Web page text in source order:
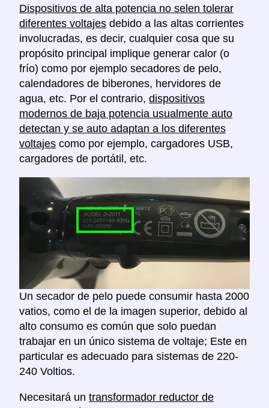
Dispositivos de alta potencia no selen tolerar
diferentes voltajes debido a las altas corrientes
involucradas, es decir, cualquier cosa que su
propósito principal implique generar calor (o
frío) como por ejemplo secadores de pelo,
calendadores de biberones, hervidores de
agua, etc. Por el contrario, dispositivos
modernos de baja potencia usualmente auto
detectan y se auto adaptan a los diferentes
voltajes como por ejemplo, cargadores USB,
cargadores de portátil, etc.
Un secador de pelo puede consumir hasta 2000
vatios, como el de la imagen superior, debido al
alto consumo es común que solo puedan
trabajar en un único sistema de voltaje; Este en
particular es adecuado para sistemas de 220-
240 Voltios.
Necesitará un transformador reductor de